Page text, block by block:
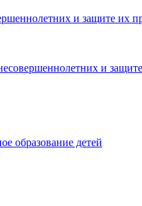
и защите их
и
образование детей